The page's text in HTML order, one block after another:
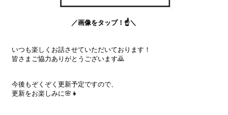
／画像をタップ！☝＼
いつも楽しくお話させていただいております！
皆さまご協力ありがとうございます🙇
今後もぞくぞく更新予定ですので、
更新をお楽しみに🌸👧